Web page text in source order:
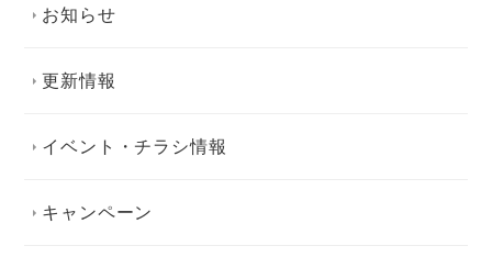
お知らせ
更新情報
イベント・チラシ情報
キャンペーン